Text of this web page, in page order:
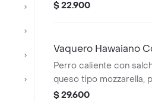
salsa blanca, salsa de
$ 22.900
Vaquero Hawaiano
Perro caliente con
queso tipo mozzarella,
piña, salsa blanca y
$ 29.600